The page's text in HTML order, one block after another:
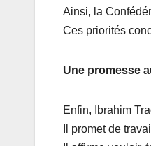
Ainsi, la
Ces priorités
Une promesse
Enfin, Ibrahim
Il promet de